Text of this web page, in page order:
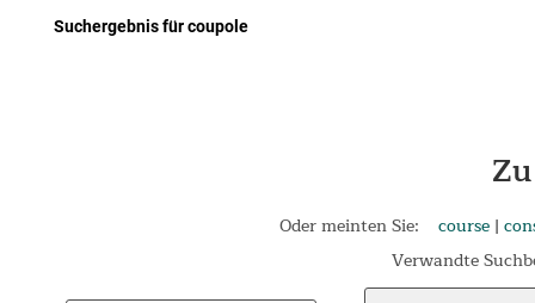
Suchergebnis für coupole
Oder meinten Sie: course |
Verwandte